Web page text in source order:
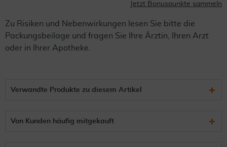
Jetzt Bonuspunkte sammeln
Zu Risiken und Nebenwirkungen lesen Sie bitte die
Packungsbeilage und fragen Sie Ihre Ärztin, Ihren Arzt
oder in Ihrer Apotheke.
Verwandte Produkte zu diesem Artikel
Von Kunden häufig mitgekauft